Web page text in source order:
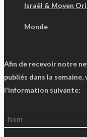
Israël & Moyen
Monde
Afin de recevoir notre
publiés dans la
l'information suivante: